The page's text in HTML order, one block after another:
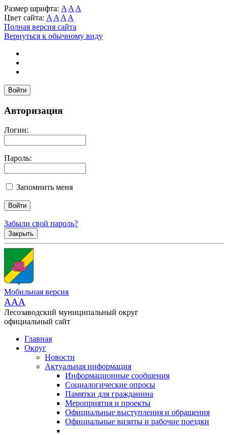
Размер шрифта: A A A
Цвет сайта: A A A A
Полная версия сайта
Вернуться к обычному виду
Войти
Авторизация
Логин:
Пароль:
Запомнить меня
Забыли свой пароль?
Закрыть
Мобильная версия
AAA
Лесозаводский муниципальный округ
официальный сайт
Главная
Округ
Новости
Актуальная информация
Информационные сообщения
Социалогические опросы
Памятки для гражданина
Мероприятия и проекты
Официальные выступления и обращения
Официальные визиты и рабочие поездки